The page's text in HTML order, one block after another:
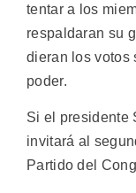
tentar a los
respaldaran su
dieran los votos
poder.
Si el presidente
invitará al
Partido del